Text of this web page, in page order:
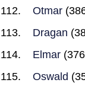
Otmar
Dragan
Elmar
Oswald